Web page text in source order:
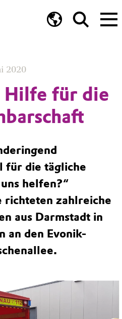
2020
Hilfe für die
für die tägliche
helfen?“
richteten zahlreiche
aus Darmstadt in
an den Evonik-